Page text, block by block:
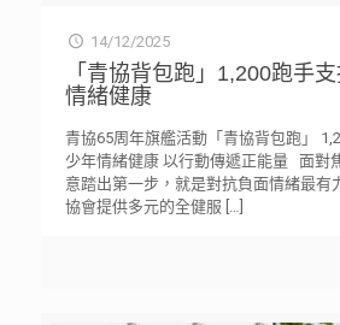
14/12/2025
「青協背包跑」1,200跑手
情緒健康
青協65周年旗艦活動「青協背包跑」
少年情緒健康 以行動傳遞正能量 面對
意踏出第一步，就是對抗負面情緒最有
協會提供多元的全健服 […]